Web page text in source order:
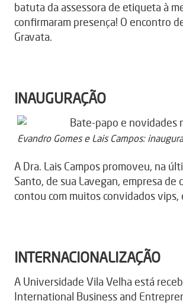
batuta da assessora de etiqueta à
confirmaram presença! O encontro
Gravata.
INAUGURAÇÃO
Evandro Gomes e Lais Campos:
A Dra. Lais Campos promoveu, na
Santo, de sua Lavegan, empresa
contou com muitos convidados
INTERNACIONALIZAÇÃO
A Universidade Vila Velha está
International Business and